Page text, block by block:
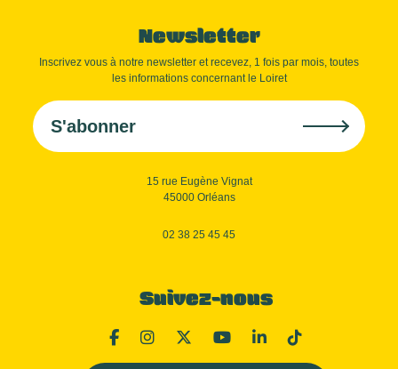
Newsletter
Inscrivez vous à notre newsletter et recevez, 1 fois par mois, toutes
les informations concernant le Loiret
S'abonner
15 rue Eugène Vignat
45000 Orléans
02 38 25 45 45
Suivez-nous